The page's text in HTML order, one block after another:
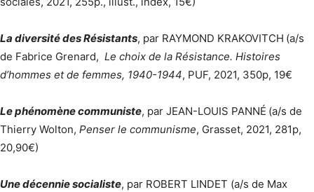
La diversité des Résistants, par RAYMOND KRAKOVITCH (a/s
de Fabrice Grenard, Le choix de la Résistance. Histoires
d’hommes et de femmes, 1940-1944, PUF, 2021, 350p, 19€
Le phénomène communiste, par JEAN-LOUIS PANNÉ (a/s de
Thierry Wolton, Penser le communisme, Grasset, 2021, 281p,
20,90€)
Une décennie socialiste, par ROBERT LINDET (a/s de Max